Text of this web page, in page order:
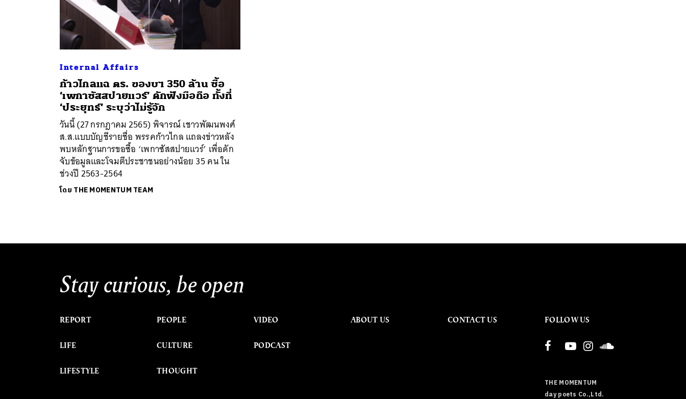
Internal Affairs
ก้าวไกลแฉ ตร. ของบฯ 350 ล้าน ซื้อ
‘เพกาซัสสปายแวร์’ ดักฟังมือถือ ทั้งที่
‘ประยุทธ์’ ระบุว่าไม่รู้จัก
วันนี้ (27 กรกฎาคม 2565) พิจารณ์ เชาวพัฒนพงศ์
ส.ส.แบบบัญชีรายชื่อ พรรคก้าวไกล แถลงข่าวหลัง
พบหลักฐานการขอซื้อ ‘เพกาซัสสปายแวร์’ เพื่อดัก
จับข้อมูลและโจมตีประชาชนอย่างน้อย 35 คน ใน
ช่วงปี 2563-2564
โดย THE MOMENTUM TEAM
Stay curious, be open
REPORT
LIFE
LIFESTYLE
PEOPLE
CULTURE
THOUGHT
VIDEO
PODCAST
ABOUT US CONTACT US FOLLOW US
THE MOMENTUM
day poets Co.,Ltd.